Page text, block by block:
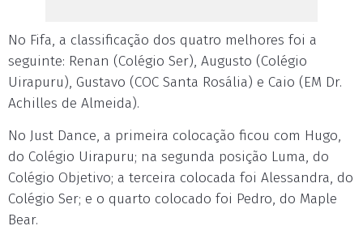
No Fifa, a classificação dos quatro melhores foi a
seguinte: Renan (Colégio Ser), Augusto (Colégio
Uirapuru), Gustavo (COC Santa Rosália) e Caio (EM Dr.
Achilles de Almeida).
No Just Dance, a primeira colocação ficou com Hugo,
do Colégio Uirapuru; na segunda posição Luma, do
Colégio Objetivo; a terceira colocada foi Alessandra, do
Colégio Ser; e o quarto colocado foi Pedro, do Maple
Bear.